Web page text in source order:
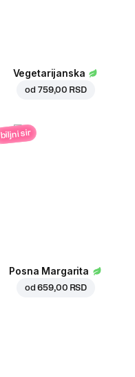
Vegetarijanska
od 759,00 RSD
biljni sir
Posna Margarita
od659,00 RSD